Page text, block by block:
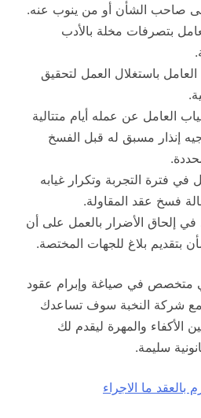
صاحب الشأن أو من ينوب عنه.
بتصرفات مخلة بالأدب
العامل باستغلال العمل لتحقيق
العامل عن عمله أيام متتالية
إنذار مسبق له قبل الفسخ
في فترة التجربة وتكرار غيابه
فسخ عقد المقاولة.
في إلحاق الأضرار بالعمل على أن
بتقديم بلاغ للجهات المختصة.
متخصص في صياغة وإبرام عقود
مع شركة النخبة سوف تساعدك
الأكفاء والمهرة ليقدم لك
سليمة.
بالعقد ما الاجراء